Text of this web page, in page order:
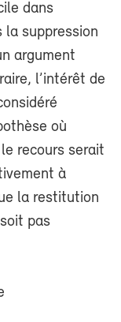
dans
la suppression
argument
l’intérêt de
où
recours serait
à
la restitution
pas